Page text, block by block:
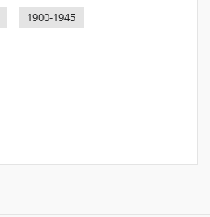
1900-1945